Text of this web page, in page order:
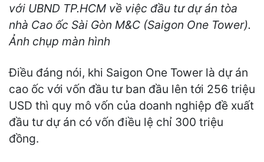
với UBND TP.HCM về việc đầu tư dự án tòa
nhà Cao ốc Sài Gòn M&C (Saigon One Tower).
Ảnh chụp màn hình
Điều đáng nói, khi Saigon One Tower là dự án
cao ốc với vốn đầu tư ban đầu lên tới 256 triệu
USD thì quy mô vốn của doanh nghiệp đề xuất
đầu tư dự án có vốn điều lệ chỉ 300 triệu
đồng.